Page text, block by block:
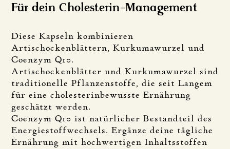
Für dein Cholesterin-Management
Diese Kapseln kombinieren
Artischockenblättern, Kurkumawurzel und
Coenzym Q10.
Artischockenblätter und Kurkumawurzel sind
traditionelle Pflanzenstoffe, die seit Langem
für eine cholesterinbewusste Ernährung
geschätzt werden.
Coenzym Q10 ist natürlicher Bestandteil des
Energiestoffwechsels. Ergänze deine tägliche
Ernährung mit hochwertigen Inhaltsstoffen